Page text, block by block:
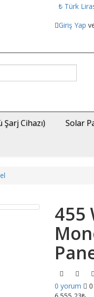
Giriş Yap
Cihazı) Solar
455
0 yorum